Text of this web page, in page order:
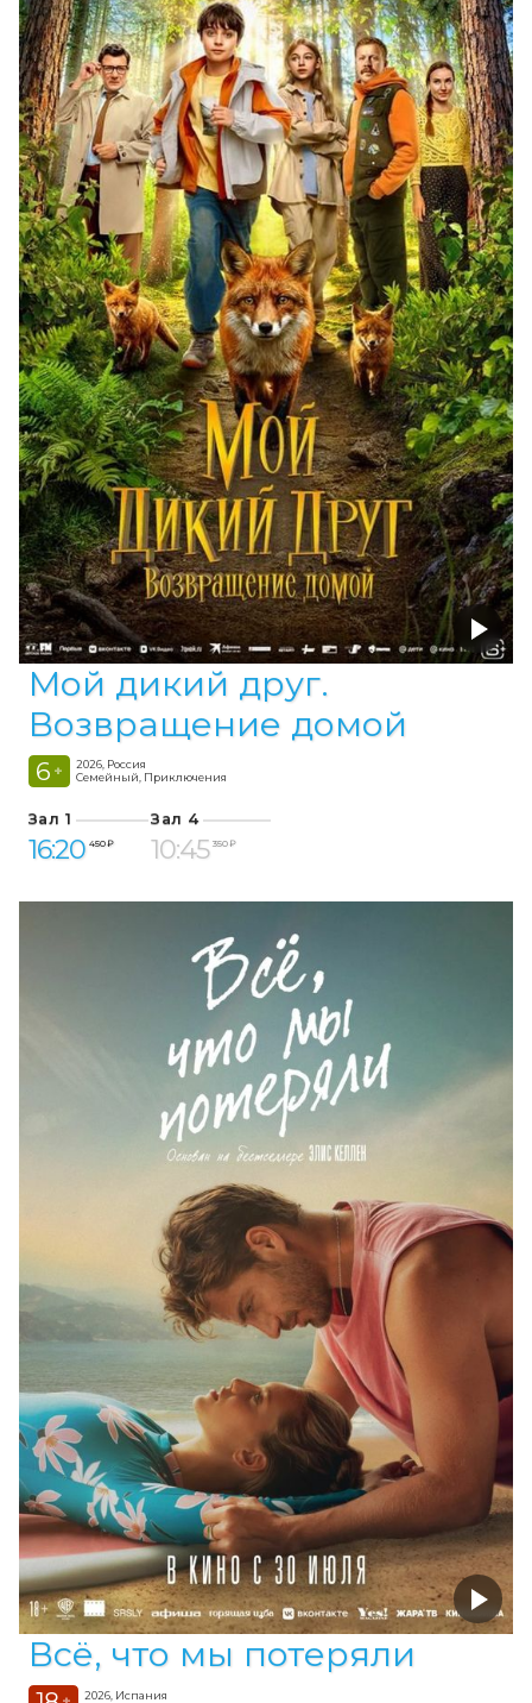
Мой дикий друг.
Возвращение домой
6 +
2026, Россия
Семейный, Приключения
Зал 1
16:20 450 ₽
Зал 4
10:45 350 ₽
Всё, что мы потеряли
2026, Испания